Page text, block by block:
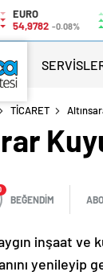
EURO
54,9782 -0.08%
TİCARET
BEĞENDİM
inşaat
yenileyip